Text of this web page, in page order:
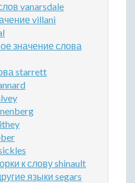
vanarsdale
villani
значение слова
starrett
к слову shinault
языки segars